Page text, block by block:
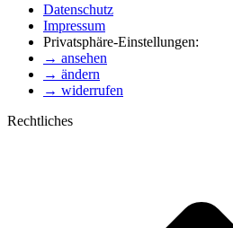
Datenschutz
Impressum
Privatsphäre-Einstellungen:
→ ansehen
→ ändern
→ widerrufen
Rechtliches